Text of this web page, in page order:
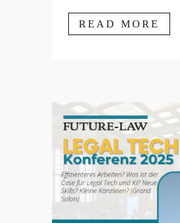
READ MORE